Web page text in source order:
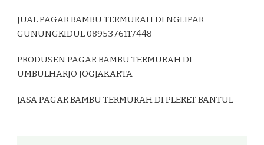
JUAL PAGAR BAMBU TERMURAH DI NGLIPAR
GUNUNGKIDUL 0895376117448
PRODUSEN PAGAR BAMBU TERMURAH DI
UMBULHARJO JOGJAKARTA
JASA PAGAR BAMBU TERMURAH DI PLERET BANTUL